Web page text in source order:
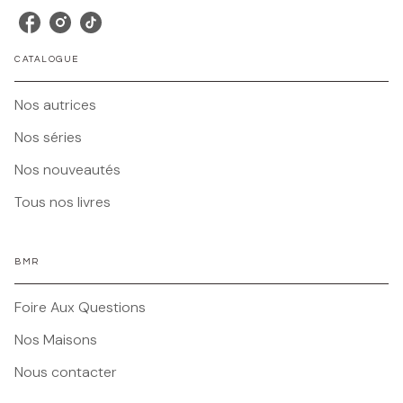
CATALOGUE
Nos autrices
Nos séries
Nos nouveautés
Tous nos livres
BMR
Foire Aux Questions
Nos Maisons
Nous contacter